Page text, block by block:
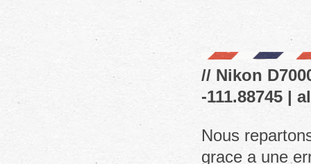
// Nikon
-111.88745 |
Nous
grace a une